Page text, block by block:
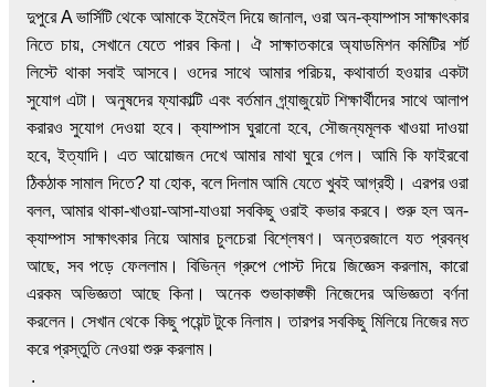
দুপুরে A ভার্সিটি থেকে আমাকে ইমেইল দিয়ে জানাল, ওরা অন-ক্যাম্পাস সাক্ষাৎকার
নিতে চায়, সেখানে যেতে পারব কিনা। ঐ সাক্ষাতকারে অ্যাডমিশন কমিটির শর্ট
লিস্টে থাকা সবাই আসবে। ওদের সাথে আমার পরিচয়, কথাবার্তা হওয়ার একটা
সুযোগ এটা। অনুষদের ফ্যাকাল্টি এবং বর্তমান গ্র্যাজুয়েট শিক্ষার্থীদের সাথে আলাপ
করারও সুযোগ দেওয়া হবে। ক্যাম্পাস ঘুরানো হবে, সৌজন্যমূলক খাওয়া দাওয়া
হবে, ইত্যাদি। এত আয়োজন দেখে আমার মাথা ঘুরে গেল। আমি কি ফাইরবো
ঠিকঠাক সামাল দিতে? যা হোক, বলে দিলাম আমি যেতে খুবই আগ্রহী। এরপর ওরা
বলল, আমার থাকা-খাওয়া-আসা-যাওয়া সবকিছু ওরাই কভার করবে। শুরু হল অন-
ক্যাম্পাস সাক্ষাৎকার নিয়ে আমার চুলচেরা বিশ্লেষণ। অন্তরজালে যত প্রবন্ধ
আছে, সব পড়ে ফেললাম। বিভিন্ন গ্রুপে পোস্ট দিয়ে জিজ্ঞেস করলাম, কারো
এরকম অভিজ্ঞতা আছে কিনা। অনেক শুভাকাঙ্ক্ষী নিজেদের অভিজ্ঞতা বর্ণনা
করলেন। সেখান থেকে কিছু পয়েন্ট টুকে নিলাম। তারপর সবকিছু মিলিয়ে নিজের মত
করে প্রস্তুতি নেওয়া শুরু করলাম।
.